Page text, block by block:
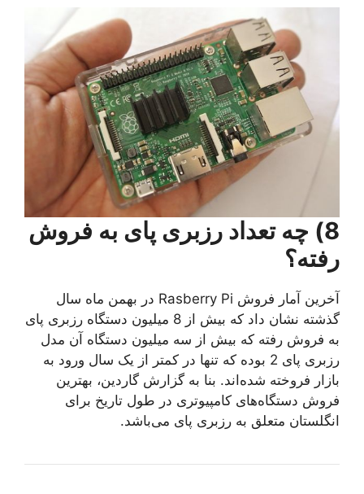
8) چه تعداد رزبری پای به فروش
رفته؟
آخرین آمار فروش Rasberry Pi در بهمن ماه سال
گذشته نشان داد که بیش از 8 میلیون دستگاه رزبری پای
به فروش رفته که بیش از سه میلیون دستگاه آن مدل
رزبری پای 2 بوده که تنها در کمتر از یک سال ورود به
بازار فروخته شده‌اند. بنا به گزارش گاردین، بهترین
فروش دستگاه‌های کامپیوتری در طول تاریخ برای
انگلستان متعلق به رزبری پای می‌باشد.